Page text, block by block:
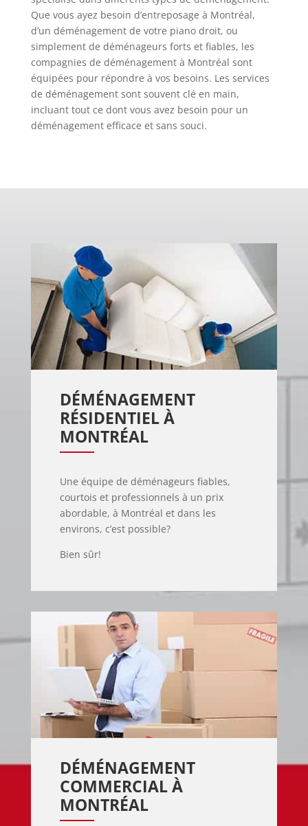
Que vous ayez besoin d’entreposage à Montréal,
d’un déménagement de votre piano droit, ou
simplement de déménageurs forts et fiables, les
compagnies de déménagement à Montréal sont
équipées pour répondre à vos besoins. Les services
de déménagement sont souvent clé en main,
incluant tout ce dont vous avez besoin pour un
déménagement efficace et sans souci.
DÉMÉNAGEMENT
RÉSIDENTIEL À
MONTRÉAL
Une équipe de déménageurs fiables,
courtois et professionnels à un prix
abordable, à Montréal et dans les
environs, c’est possible?
Bien sûr!
DÉMÉNAGEMENT
COMMERCIAL À
MONTRÉAL